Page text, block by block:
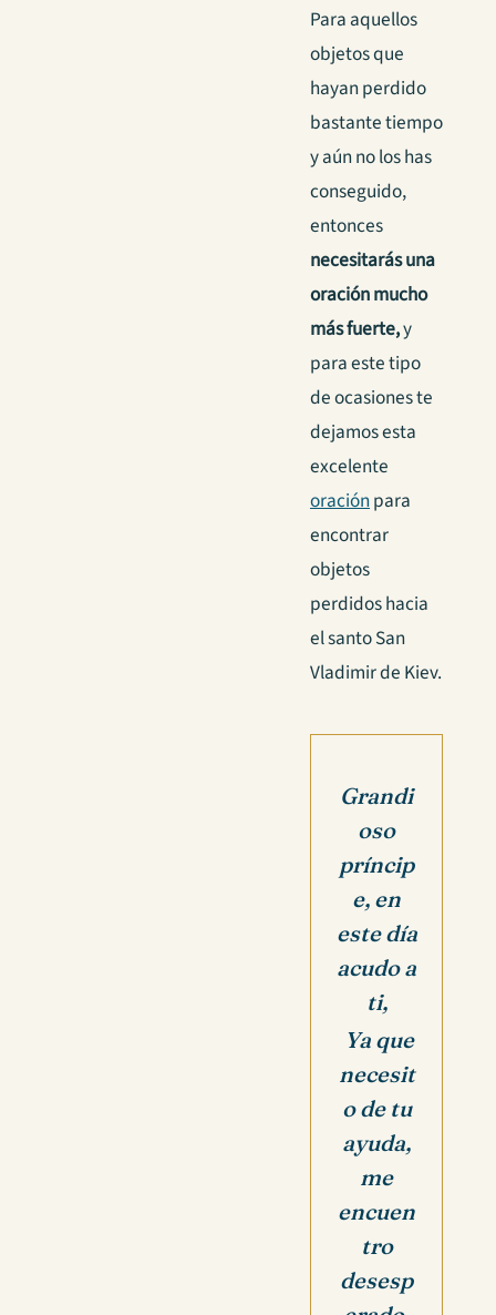
Para aquellos
objetos que
hayan perdido
bastante tiempo
y aún no los has
conseguido,
entonces
necesitarás una
oración mucho
más fuerte,y
para este tipo
de ocasiones te
dejamos esta
excelente
oraciónpara
encontrar
objetos
perdidos hacia
el santo San
Vladimir de Kiev.
Grandi
oso
príncip
e, en
este día
acudo a
ti,
Ya que
necesit
o de tu
ayuda,
me
encuen
tro
desesp